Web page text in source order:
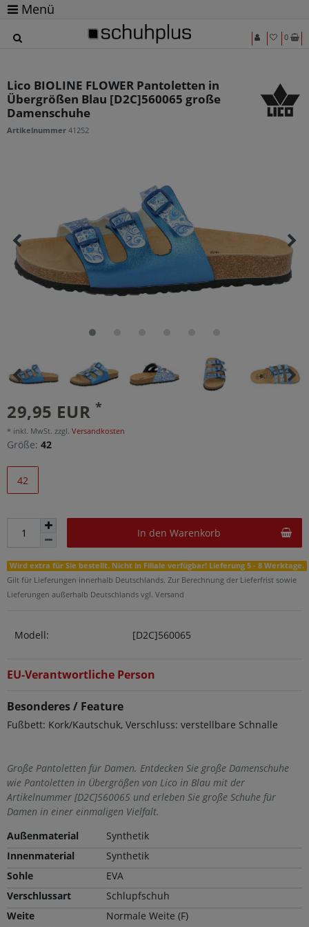
Menü
0
Lico BIOLINE FLOWER Pantoletten in
Übergrößen Blau [D2C]560065 große
Damenschuhe
Artikelnummer 41252
29,95 EUR *
* inkl. MwSt. zzgl. Versandkosten
Größe: 42
42
In den Warenkorb
Wird extra für Sie bestellt. Nicht in Filiale verfügbar! Lieferung 5 - 8 Werktage.
Gilt für Lieferungen innerhalb Deutschlands. Zur Berechnung der Lieferfrist sowie
Lieferungen außerhalb Deutschlands vgl. Versand
Modell: [D2C]560065
EU-Verantwortliche Person
Besonderes / Feature
Fußbett: Kork/Kautschuk, Verschluss: verstellbare Schnalle
Große Pantoletten für Damen. Entdecken Sie große Damenschuhe
wie Pantoletten in Übergrößen von Lico in Blau mit der
Artikelnummer [D2C]560065 und erleben Sie große Schuhe für
Damen in einer einmaligen Vielfalt.
Außenmaterial
Synthetik
Innenmaterial
Synthetik
Sohle
EVA
Verschlussart
Schlupfschuh
Weite
Normale Weite (F)